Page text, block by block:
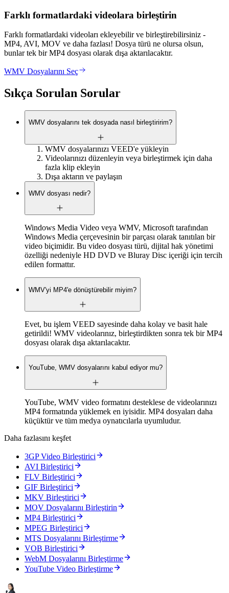
Farklı formatlardaki videolara birleştirin
Farklı formatlardaki videoları ekleyebilir ve birleştirebilirsiniz -
MP4, AVI, MOV ve daha fazlası! Dosya türü ne olursa olsun,
bunlar tek bir MP4 dosyası olarak dışa aktarılacaktır.
WMV Dosyalarını Seç
Sıkça Sorulan Sorular
WMV dosyalarını tek dosyada nasıl birleştiririm?
WMV dosyalarınızı VEED'e yükleyin
Videolarınızı düzenleyin veya birleştirmek için daha
fazla klip ekleyin
Dışa aktarın ve paylaşın
WMV dosyası nedir?
Windows Media Video veya WMV, Microsoft tarafından
Windows Media çerçevesinin bir parçası olarak tanıtılan bir
video biçimidir. Bu video dosyası türü, dijital hak yönetimi
özelliği nedeniyle HD DVD ve Bluray Disc içeriği için tercih
edilen formattır.
WMV'yi MP4'e dönüştürebilir miyim?
Evet, bu işlem VEED sayesinde daha kolay ve basit hale
getirildi! WMV videolarınız, birleştirdikten sonra tek bir MP4
dosyası olarak dışa aktarılacaktır.
YouTube, WMV dosyalarını kabul ediyor mu?
YouTube, WMV video formatını desteklese de videolarınızı
MP4 formatında yüklemek en iyisidir. MP4 dosyaları daha
küçüktür ve tüm medya oynatıcılarla uyumludur.
Daha fazlasını keşfet
3GP Video Birleştirici
AVI Birleştirici
FLV Birleştirici
GIF Birleştirici
MKV Birleştirici
MOV Dosyalarını Birleştirin
MP4 Birleştirici
MPEG Birleştirici
MTS Dosyalarını Birleştirme
VOB Birleştirici
WebM Dosyalarını Birleştirme
YouTube Video Birleştirme